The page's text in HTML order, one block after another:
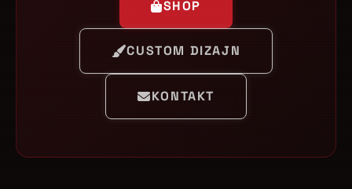
SHOP
CUSTOM DIZAJN
KONTAKT